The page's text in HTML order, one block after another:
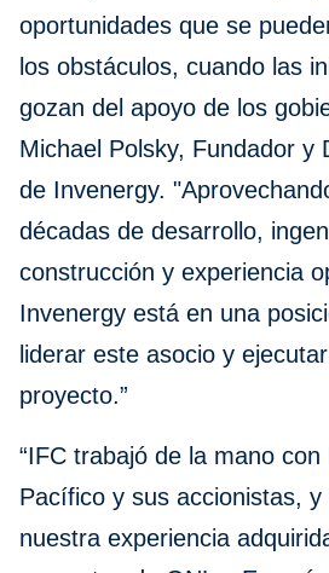
oportunidades que se
los obstáculos, cuando las
gozan del apoyo de los
Michael Polsky, Fundador y
de Invenergy.
décadas de desarrollo,
construcción y experiencia
Invenergy está en una
liderar este asocio y
proyecto.”
“IFC trabajó de la mano con
Pacífico y sus accionistas,
nuestra experiencia